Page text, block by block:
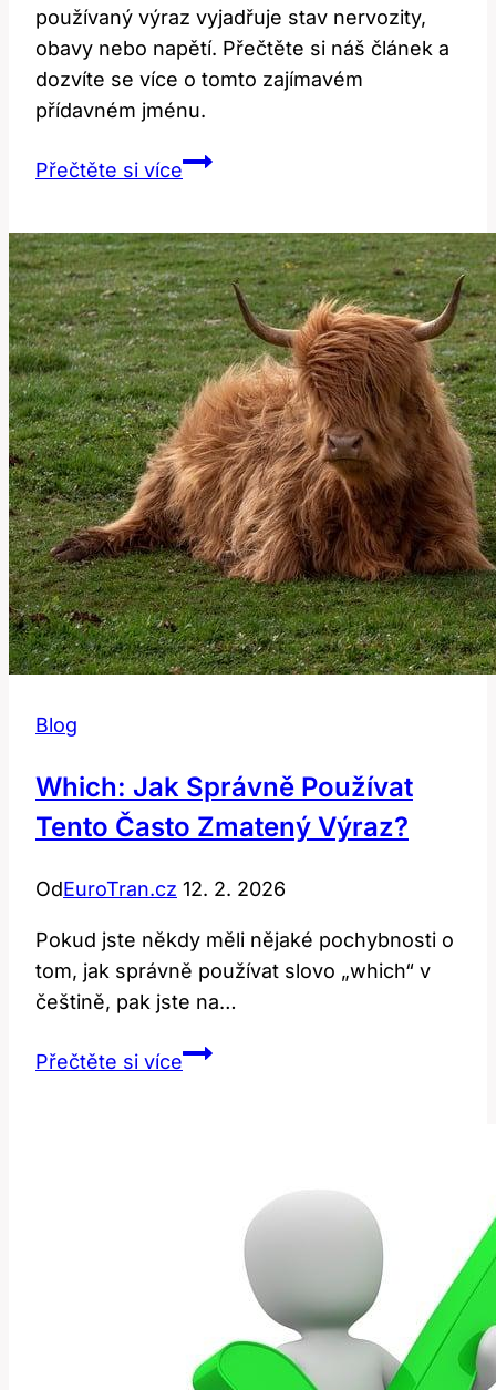
používaný výraz vyjadřuje stav nervozity,
obavy nebo napětí. Přečtěte si náš článek a
dozvíte se více o tomto zajímavém
přídavném jménu.
Přečtěte si víceAnxious:
Často
Používaný
Přídavné
Jméno
Znamená?
Blog
Which: Jak Správně Používat
Tento Často Zmatený Výraz?
OdEuroTran.cz 12. 2. 2026
Pokud jste‍ někdy měli nějaké pochybnosti o
tom,⁤ jak⁢ správně ⁢používat slovo „which“ v
češtině, pak jste na…
Přečtěte si víceWhich:
Zmatený
Výraz?